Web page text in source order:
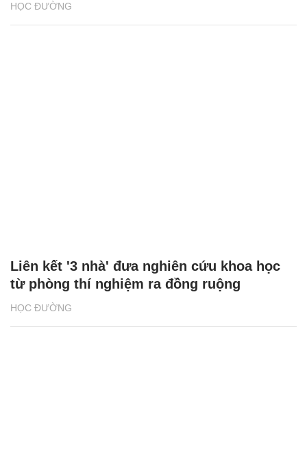
HỌC ĐƯỜNG
HỌC ĐƯỜNG
Liên kết '3 nhà' đưa nghiên cứu khoa học
từ phòng thí nghiệm ra đồng ruộng